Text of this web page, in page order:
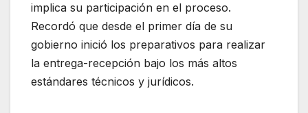
implica su participación en el proceso.
Recordó que desde el primer día de su
gobierno inició los preparativos para realizar
la entrega-recepción bajo los más altos
estándares técnicos y jurídicos.